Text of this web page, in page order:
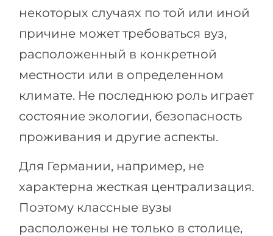
некоторых случаях по той или иной
причине может требоваться вуз,
расположенный в конкретной
местности или в определенном
климате. Не последнюю роль играет
состояние экологии, безопасность
проживания и другие аспекты.
Для Германии, например, не
характерна жесткая централизация.
Поэтому классные вузы
расположены не только в столице,